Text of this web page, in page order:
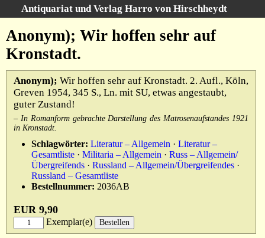
Antiquariat und Verlag Harro von Hirschheydt
Startseite
Suche
Gebiete
Gesamtbestand
Warenkorb
Verlag
Kataloge
Über uns
AGB
Widerruf
Datenschutz
Anonym); Wir hoffen sehr auf
Kronstadt.
Anonym); Wir hoffen sehr auf Kronstadt. 2. Aufl., Köln,
Greven 1954, 345 S., Ln. mit SU, etwas angestaubt,
guter Zustand!
– In Romanform gebrachte Darstellung des Matrosenaufstandes 1921
in Kronstadt.
Schlagwörter: Literatur – Allgemein · Literatur –
Gesamtliste · Militaria – Allgemein · Russ – Allgemein/
Übergreifends · Russland – Allgemein/Übergreifendes ·
Russland – Gesamtliste
Bestellnummer: 2036AB
EUR 9,90
Exemplar(e)